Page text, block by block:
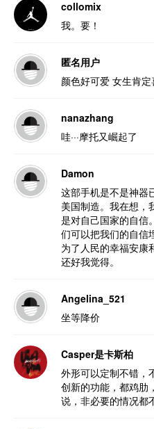
collomix
我。要！
匿名用户
颜色好可爱 女生肯定
nanazhang
哇···摩托又崛起了
Damon
这部手机是不是神器
美国制造。我在想，
是对自己国家的自信
们可以把我们的自信
为了人民的幸福安康
还好我觉得。
Angelina_521
坐等降价
Casper是卡斯柏
外形可以定制不错，
创新的功能，都鸡肋
说，非必要的情况都